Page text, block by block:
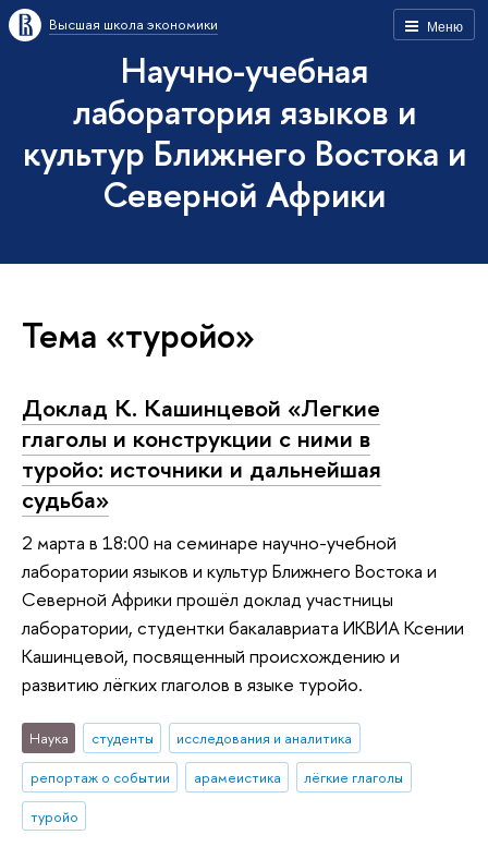
Меню
Высшая школа экономики
Научно-учебная
лаборатория языков и
культур Ближнего Востока и
Северной Африки
Тема «туройо»
Доклад К. Кашинцевой «Легкие
глаголы и конструкции с ними в
туройо: источники и дальнейшая
судьба»
2 марта в 18:00 на семинаре научно-учебной
лаборатории языков и культур Ближнего Востока и
Северной Африки прошёл доклад участницы
лаборатории, студентки бакалавриата ИКВИА Ксении
Кашинцевой, посвященный происхождению и
развитию лёгких глаголов в языке туройо.
Наука студенты
исследования и аналитика
репортаж о событии
арамеистика
лёгкие глаголы
туройо